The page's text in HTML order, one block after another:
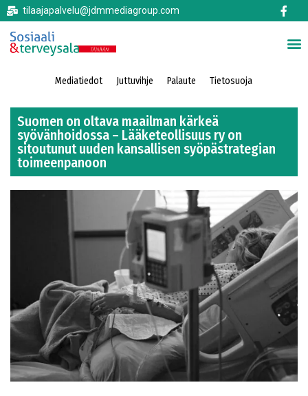
tilaajapalvelu@jdmmediagroup.com
Mediatiedot Juttuvihje Palaute Tietosuoja
Suomen on oltava maailman kärkeä
syövänhoidossa – Lääketeollisuus ry on
sitoutunut uuden kansallisen syöpästrategian
toimeenpanoon